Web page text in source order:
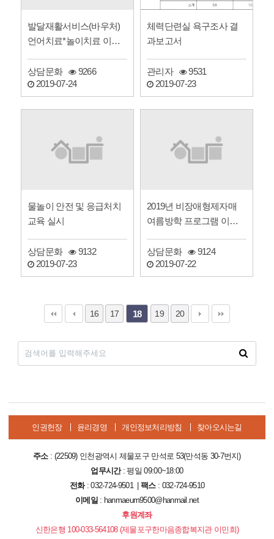
발달재활서비스(바우처)
언어치료*놀이치료 이용
상담문화
9266
2019-07-24
체력단련실 욕구조사 결
과보고서
관리자
9531
2019-07-23
물놀이 안전 및 응급처치
교육 실시
상담문화
9132
2019-07-23
2019년 비장애형제자매
여름방학 프로그램 이용
상담문화
9124
2019-07-22
16 17 18 19 20
인권헌장 윤리경영 개인정보처리방침 찾아오시는길
주소: (22509) 인천광역시 제물포구 만석로 53(만석동 30-7번지)
업무시간: 평일 09:00~18:00
전화: 032-724-9501 |팩스: 032-724-9510
이메일 : hanmaeum9500@hanmail.net
후원계좌
신한은행 100-033-564108 (제물포구한마음종합복지관 이민희)